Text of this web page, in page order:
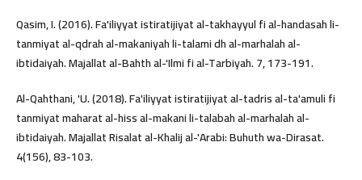
Qasim, I. (2016). Fa'iliyyat istiratijiyat al-takhayyul fi al-handasah li-
tanmiyat al-qdrah al-makaniyah li-talami dh al-marhalah al-
ibtidaiyah. Majallat al-Bahth al-'Ilmi fi al-Tarbiyah. 7, 173-191.
Al-Qahthani, 'U. (2018). Fa'iliyyat istiratijiyat al-tadris al-ta'amuli fi
tanmiyat maharat al-hiss al-makani li-talabah al-marhalah al-
ibtidaiyah. Majallat Risalat al-Khalij al-'Arabi: Buhuth wa-Dirasat.
4(156), 83-103.